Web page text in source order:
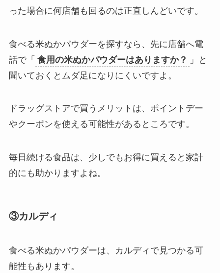
った場合に何店舗も回るのは正直しんどいです。
食べる米ぬかパウダーを探すなら、先に店舗へ電
話で「 食用の米ぬかパウダーはありますか？
」と
聞いておくとムダ足になりにくいですよ。
ドラッグストアで買うメリットは、ポイントデー
やクーポンを使える可能性があるところです。
毎日続ける食品は、少しでもお得に買えると家計
的にも助かりますよね。
③カルディ
食べる米ぬかパウダーは、カルディで見つかる可
能性もあります。